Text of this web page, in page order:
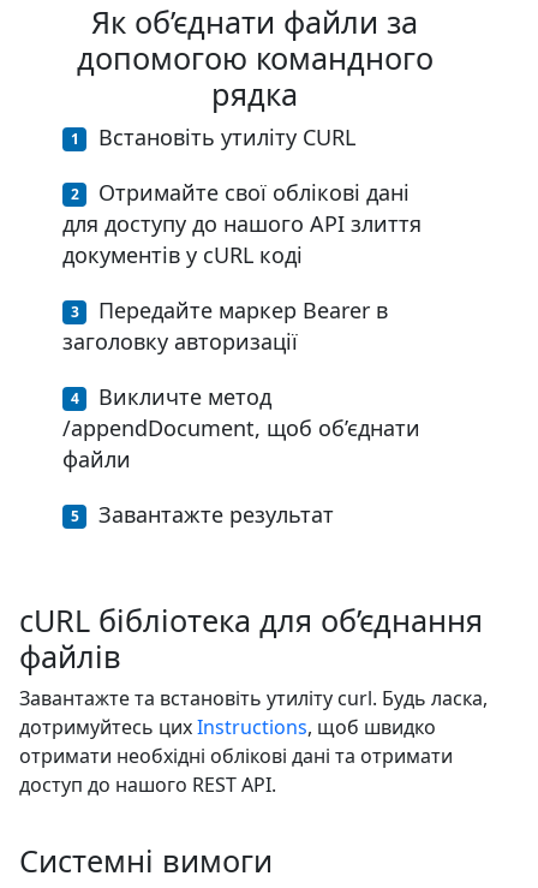
Як об’єднати файли за
допомогою командного
рядка
Встановіть утиліту CURL
Отримайте свої облікові дані
для доступу до нашого API злиття
документів у cURL коді
Передайте маркер Bearer в
заголовку авторизації
Викличте метод
/appendDocument, щоб об’єднати
файли
Завантажте результат
cURL бібліотека для об’єднання
файлів
Завантажте та встановіть утиліту curl. Будь ласка,
дотримуйтесь цихInstructions, щоб швидко
отримати необхідні облікові дані та отримати
доступ до нашого REST API.
Системні вимоги